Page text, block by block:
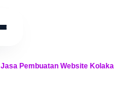
Jasa Pembuatan Website Kolaka